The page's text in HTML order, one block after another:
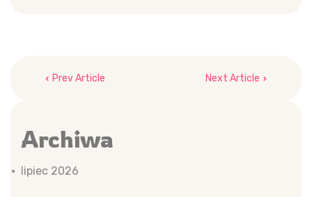
Prev Article Next Article
Archiwa
lipiec 2026